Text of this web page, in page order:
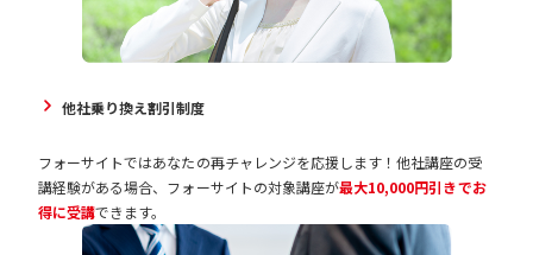
他社乗り換え割引制度
フォーサイトではあなたの再チャレンジを応援します！他社講座の受
講経験がある場合、フォーサイトの対象講座が最大10,000円引きでお
得に受講できます。